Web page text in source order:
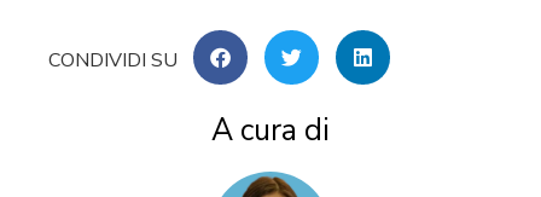
A cura di